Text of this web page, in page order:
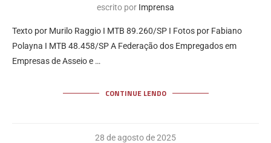
escrito por Imprensa
Texto por Murilo Raggio I MTB 89.260/SP I Fotos por Fabiano
Polayna I MTB 48.458/SP A Federação dos Empregados em
Empresas de Asseio e …
CONTINUE LENDO
28 de agosto de 2025